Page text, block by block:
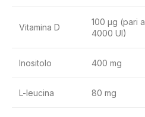
Vitamina D
100 µg (pari a
4000 UI)
Inositolo 400 mg
L-leucina 80 mg